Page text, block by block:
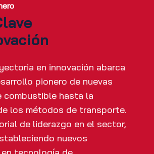
en innovación abarca
pionero de nuevas
combustible hasta la
los métodos de transporte.
de liderazgo en el sector,
nuevos